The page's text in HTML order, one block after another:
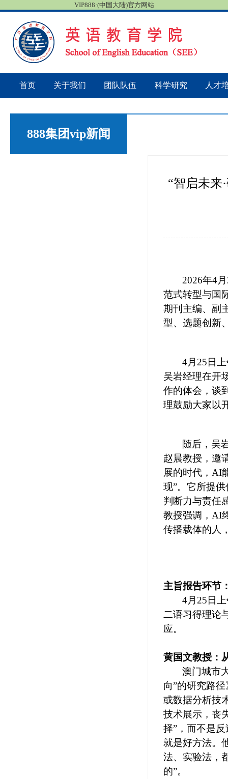
VIP888·(中国大陆)官方网站
首页 关于我们 团队队伍 科学研究 人才
888集团vip新闻
“智启未来
2026年4月
范式转型与国
期刊主编、副
型、选题创新
4月 25 日
吴岩经理在开
作的体会，谈
理鼓励大家以
随后，吴
赵晨教授 ， 邀
展的时代 ， AI
现”。它所提
判断力与责任
教授强调， AI
传播载体的人
主旨报告环节
4月 25 日
二语习得理论
应。
黄国文教授 ：
澳门城市
向”的研究路径
或数据分析技
技术展示 ，丧
择” ，而不是
就是好方法。
法、实验法，
的”。